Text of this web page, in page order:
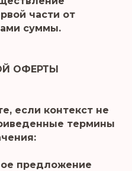
части от
суммы.
ОФЕРТЫ
если контекст не
термины
предложение